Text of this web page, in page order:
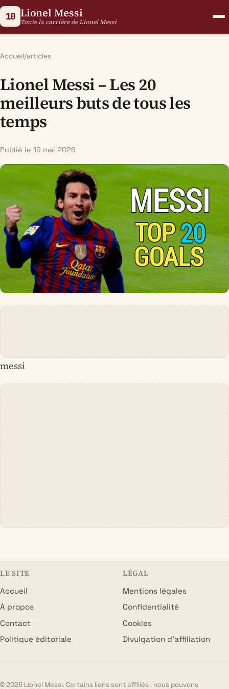
10 Lionel Messi
Toute la carrière de Lionel Messi
Accueil/articles
Lionel Messi – Les 20
meilleurs buts de tous les
temps
Publié le 19 mai 2026
messi
LE SITE
Accueil
À propos
Contact
Politique éditoriale
LÉGAL
Mentions légales
Confidentialité
Cookies
Divulgation d’affiliation
© 2026 Lionel Messi. Certains liens sont affiliés : nous pouvons